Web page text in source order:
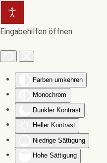
Eingabehilfen öffnen
Farben umkehren
Monochrom
Dunkler Kontrast
Heller Kontrast
Niedrige Sättigung
Hohe Sättigung
Zum Hauptinhalt springen